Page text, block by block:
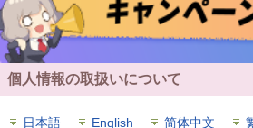
個人情報の取扱いについて
日本語 English 简体中文